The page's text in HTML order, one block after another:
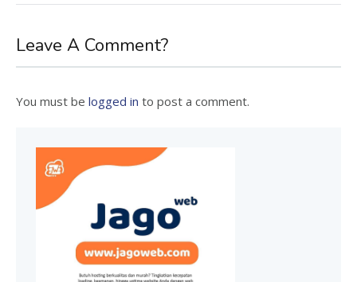
Leave A Comment?
You must be logged in to post a comment.